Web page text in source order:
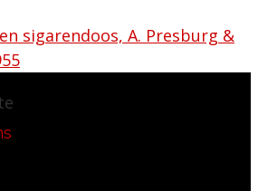
sigarendoos, A. Presburg &